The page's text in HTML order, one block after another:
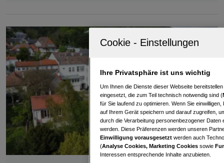
Ihre Privatsphäre ist uns wichtig
Um Ihnen die Dienste dieser Webseite
eingesetzt, die zum Teil technisch notwendig sind (
für Sie laufend zu optimieren. Wenn Sie
auf Ihrem Gerät speichern und darauf zugreifen,
durch die Verarbeitung personenbezogener
werden. Diese Präferenzen werden unseren
Einwilligung vorausgesetzt werden auch
(Analyse Cookies, Marketing Cookies sowie
Interessen entsprechende Inhalte anzubieten.